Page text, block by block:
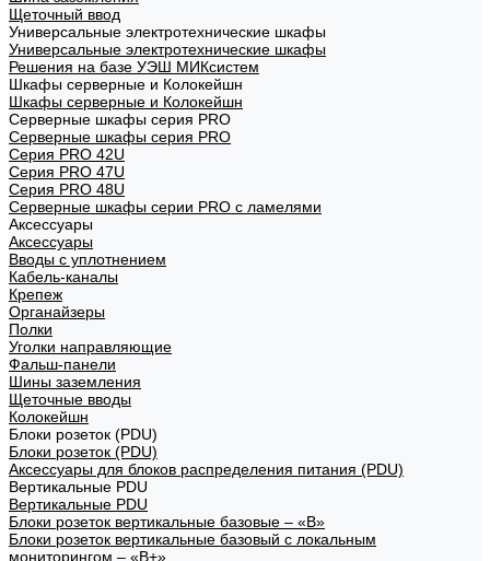
Щеточный ввод
Универсальные электротехнические шкафы
Универсальные электротехнические шкафы
Решения на базе УЭШ МИКсистем
Шкафы серверные и Колокейшн
Шкафы серверные и Колокейшн
Серверные шкафы серия PRO
Серверные шкафы серия PRO
Серия PRO 42U
Серия PRO 47U
Серия PRO 48U
Серверные шкафы серии PRO с ламелями
Аксессуары
Аксессуары
Вводы с уплотнением
Кабель-каналы
Крепеж
Органайзеры
Полки
Уголки направляющие
Фальш-панели
Шины заземления
Щеточные вводы
Колокейшн
Блоки розеток (PDU)
Блоки розеток (PDU)
Аксессуары для блоков распределения питания (PDU)
Вертикальные PDU
Вертикальные PDU
Блоки розеток вертикальные базовые – «В»
Блоки розеток вертикальные базовый с локальным
мониторингом – «В+»